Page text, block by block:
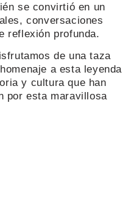
se convirtió en un
conversaciones
reflexión profunda.
de una taza
a esta leyenda
y cultura que han
por esta maravillosa